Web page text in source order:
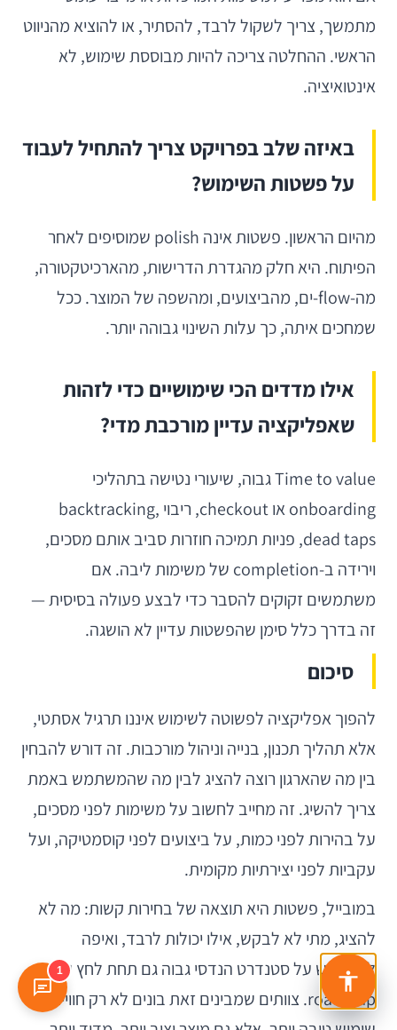
מתמשך, צריך לשקול לרבד, להסתיר, או להוציא מהניווט
הראשי. ההחלטה צריכה להיות מבוססת שימוש, לא
אינטואיציה.
באיזה שלב בפרויקט צריך להתחיל לעבוד
על פשטות השימוש?
מהיום הראשון. פשטות אינה polish שמוסיפים לאחר
הפיתוח. היא חלק מהגדרת הדרישות, מהארכיטקטורה,
מה-flow-ים, מהביצועים, ומהשפה של המוצר. ככל
שמחכים איתה, כך עלות השינוי גבוהה יותר.
אילו מדדים הכי שימושיים כדי לזהות
שאפליקציה עדיין מורכבת מדי?
Time to value גבוה, שיעורי נטישה בתהליכי
onboarding או checkout, ריבוי backtracking,
dead taps, פניות תמיכה חוזרות סביב אותם מסכים,
וירידה ב-completion של משימות ליבה. אם
משתמשים זקוקים להסבר כדי לבצע פעולה בסיסית —
זה בדרך כלל סימן שהפשטות עדיין לא הושגה.
סיכום
להפוך אפליקציה לפשוטה לשימוש איננו תרגיל אסתטי,
אלא תהליך תכנון, בנייה וניהול מורכבות. זה דורש להבחין
בין מה שהארגון רוצה להציג לבין מה שהמשתמש באמת
צריך להשיג. זה מחייב לחשוב על משימות לפני מסכים,
על בהירות לפני כמות, על ביצועים לפני קוסמטיקה, ועל
עקביות לפני יצירתיות מקומית.
במובייל, פשטות היא תוצאה של בחירות קשות: מה לא
להציג, מתי לא לבקש, אילו יכולות לרבד, ואיפה
להתעקש על סטנדרט הנדסי גבוה גם תחת לחץ של
roadmap. צוותים שמבינים זאת בונים לא רק חוויית
1